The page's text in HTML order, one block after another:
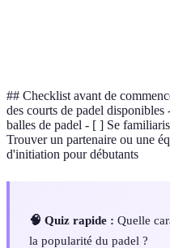
## Checklist avant de
des courts de padel
balles de padel - [ ] Se
Trouver un partenaire ou une
d'initiation pour débutants
🧠 Quiz rapide : Quelle
la popularité du padel ?